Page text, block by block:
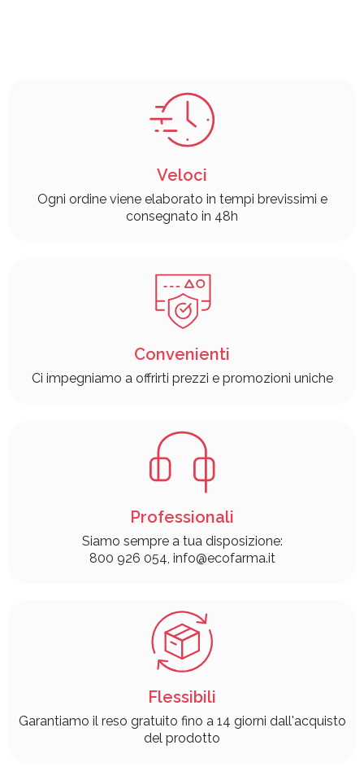
Veloci
Ogni ordine viene elaborato in tempi brevissimi e
consegnato in 48h
Convenienti
Ci impegniamo a offrirti prezzi e promozioni uniche
Professionali
Siamo sempre a tua disposizione:
800 926 054, info@ecofarma.it
Flessibili
Garantiamo il reso gratuito fino a 14 giorni dall'acquisto
del prodotto